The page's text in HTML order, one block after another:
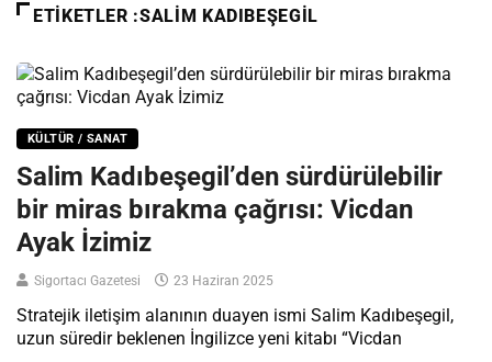
ETIKETLER :SALIM KADIBEŞEGIL
KÜLTÜR / SANAT
Salim Kadıbeşegil’den sürdürülebilir
bir miras bırakma çağrısı: Vicdan
Ayak İzimiz
Sigortacı Gazetesi 23 Haziran 2025
Stratejik iletişim alanının duayen ismi Salim Kadıbeşegil,
uzun süredir beklenen İngilizce yeni kitabı “Vicdan